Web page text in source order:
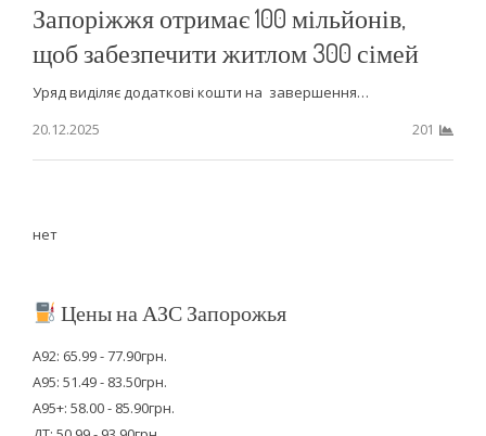
Запоріжжя отримає 100 мільйонів,
щоб забезпечити житлом 300 сімей
Уряд виділяє додаткові кошти на завершення…
20.12.2025
201
нет
Цены на АЗС Запорожья
А92: 65.99 - 77.90грн.
А95: 51.49 - 83.50грн.
А95+: 58.00 - 85.90грн.